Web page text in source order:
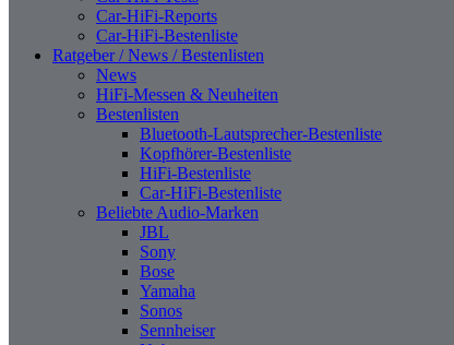
Car-HiFi-Reports
Car-HiFi-Bestenliste
Ratgeber / News / Bestenlisten
News
HiFi-Messen & Neuheiten
Bestenlisten
Bluetooth-Lautsprecher-Bestenliste
Kopfhörer-Bestenliste
HiFi-Bestenliste
Car-HiFi-Bestenliste
Beliebte Audio-Marken
JBL
Sony
Bose
Yamaha
Sonos
Sennheiser